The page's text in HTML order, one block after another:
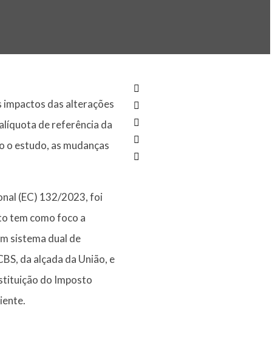
das alterações
de referência da
o estudo, as mudanças
(EC) 132/2023, foi
tem como foco a
sistema dual de
da alçada da União, e
do Imposto